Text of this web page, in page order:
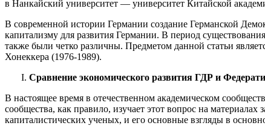
в Нанкайский университет — университет Китайской
В современной истории Германии создание Германской
капитализму для развития Германии. В период
также были четко различны. Предметом данной статьи
Хонеккера (1976-1989).
Сравнение экономического развития ГДР и
В настоящее время в отечественном академическом
сообщества, как правило, изучает этот вопрос на
капиталистических ученых, и его основные взгляды в